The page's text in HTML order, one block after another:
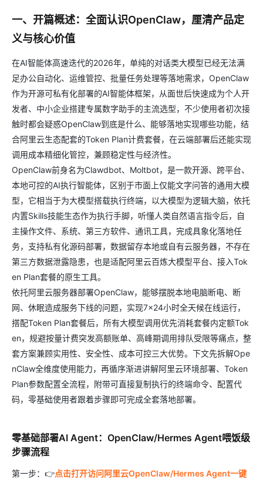
一、开篇概述：全面认识OpenClaw，厘清产品定
义与核心价值
在AI智能体高速迭代的2026年，单纯的对话类大模型已经无法满
足办公自动化、运维管控、批量任务处理等落地需求，OpenClaw
作为开源可私有化部署的AI智能体框架，从面世后快速成为个人开
发者、中小企业搭建专属数字助手的主流选型，不少使用者初次接
触时都会疑惑OpenClaw到底是什么、能够落地实现哪些功能，结
合阿里云生态配套的Token Plan计费套餐，在云端部署后还能实现
调用成本精细化管控，兼顾稳定性与经济性。
OpenClaw前身名为Clawdbot、Moltbot，是一款开源、跨平台、
本地可控的AI执行智能体，区别于市面上仅能文字问答的通用大模
型，它相当于为大模型搭载执行终端，以大模型为逻辑大脑，依托
内置Skills技能生态作为执行手脚，听懂人类自然语言指令后，自
主操作文件、系统、第三方软件、通讯工具，完成具象化落地任
务，支持私有化源码部署，数据留存本地或自有云服务器，不存在
第三方数据泄露隐患，也是适配阿里云百炼大模型平台、接入Tok
en Plan套餐的原生工具。
依托阿里云服务器部署OpenClaw，能够摆脱本地电脑断电、断
网、休眠造成服务下线的问题，实现7×24小时全天候在线运行，
搭配Token Plan套餐后，所有大模型调用优先消耗套餐内定额Tok
en，规避按量计费突发高额账单、高峰期调用排队受限等痛点，整
套方案兼顾实用性、安全性、成本可控三大优势。下文先拆解Ope
nClaw全维度使用能力，再循序渐进讲解阿里云环境部署、Token
Plan参数配置全流程，附带可直接复制执行的终端命令、配置代
码，零基础使用者跟着步骤即可完成全套落地部署。
零基础部署AI Agent：OpenClaw/Hermes Agent喂饭级
步骤流程
第一步：👉点击打开访问阿里云OpenClaw/Hermes Agent一键